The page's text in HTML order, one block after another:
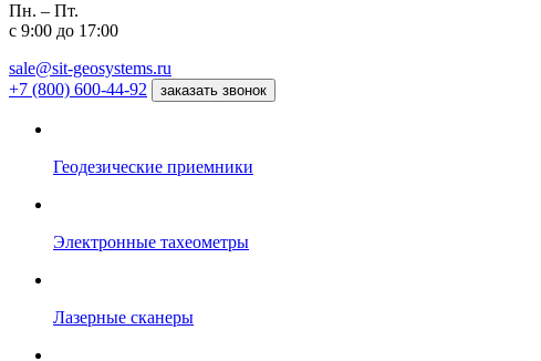
Пн. – Пт.
с 9:00 до 17:00
sale@sit-geosystems.ru
+7 (800) 600-44-92
заказать звонок
Геодезические приемники
Электронные тахеометры
Лазерные сканеры